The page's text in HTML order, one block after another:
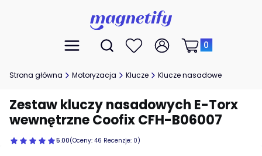
Menu Otwórz wyszukiwarkę
Szukaj UlubioneZaloguj się
Produkty w
Koszyk
Strona główna Motoryzacja Klucze Klucze nasadowe
Zestaw kluczy nasadowych E-Torx
wewnętrzne Coofix CFH-B06007
5.00(Oceny: 46 Recenzje: 0)